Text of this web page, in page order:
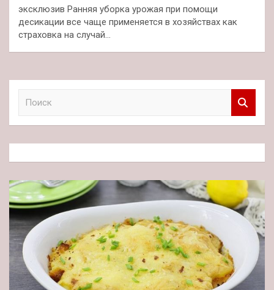
эксклюзив Ранняя уборка урожая при помощи
десикации все чаще применяется в хозяйствах как
страховка на случай…
к